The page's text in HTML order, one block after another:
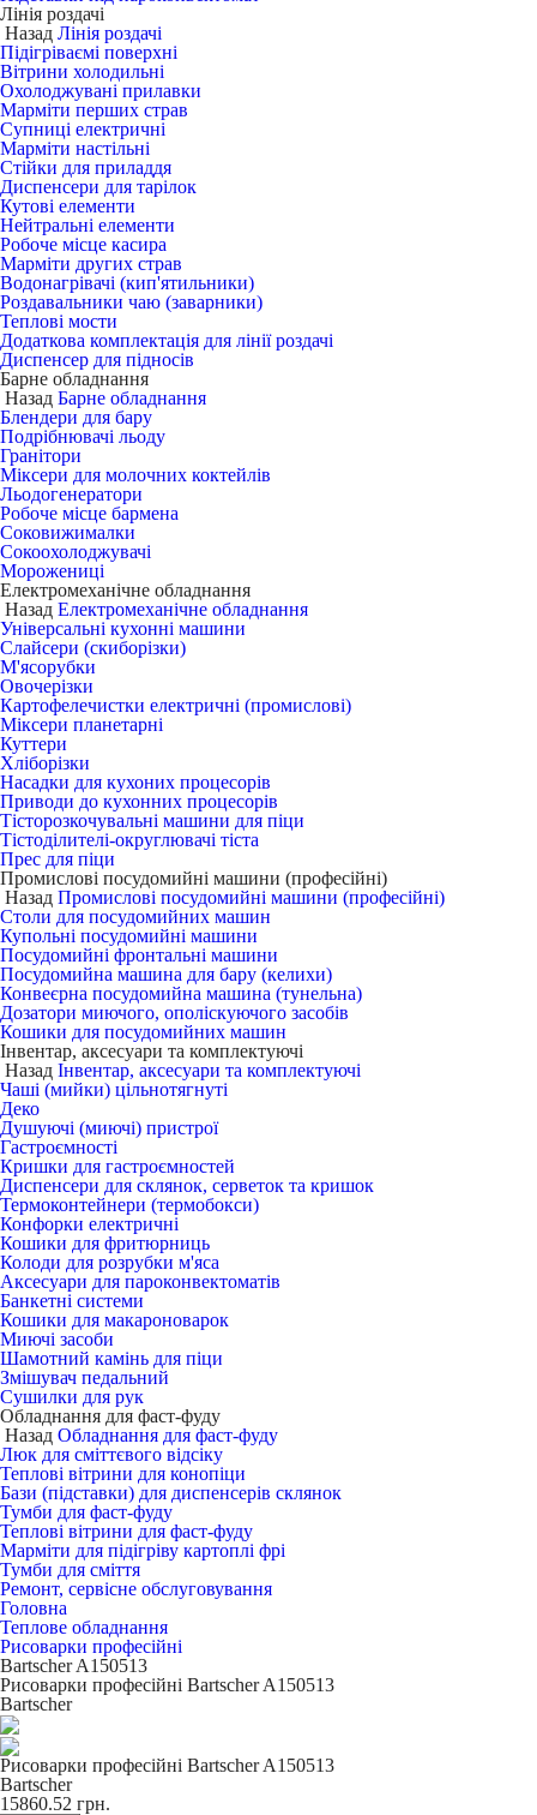
Лінія роздачі
Назад Лінія роздачі
Підігріваємі поверхні
Вітрини холодильні
Охолоджувані прилавки
Марміти перших страв
Супниці електричні
Марміти настільні
Стійки для приладдя
Диспенсери для тарілок
Кутові елементи
Нейтральні елементи
Робоче місце касира
Марміти других страв
Водонагрівачі (кип'ятильники)
Роздавальники чаю (заварники)
Теплові мости
Додаткова комплектація для лінії роздачі
Диспенсер для підносів
Барне обладнання
Назад Барне обладнання
Блендери для бару
Подрібнювачі льоду
Гранітори
Міксери для молочних коктейлів
Льодогенератори
Робоче місце бармена
Соковижималки
Сокоохолоджувачі
Морожениці
Електромеханічне обладнання
Назад Електромеханічне обладнання
Універсальні кухонні машини
Слайсери (скиборізки)
М'ясорубки
Овочерізки
Картофелечистки електричні (промислові)
Міксери планетарні
Куттери
Хліборізки
Насадки для кухоних процесорів
Приводи до кухонних процесорів
Тісторозкочувальні машини для піци
Тістоділителі-округлювачі тіста
Прес для піци
Промислові посудомийні машини (професійні)
Назад Промислові посудомийні машини (професійні)
Столи для посудомийних машин
Купольні посудомийні машини
Посудомийні фронтальні машини
Посудомийна машина для бару (келихи)
Конвеєрна посудомийна машина (тунельна)
Дозатори миючого, ополіскуючого засобів
Кошики для посудомийних машин
Інвентар, аксесуари та комплектуючі
Назад Інвентар, аксесуари та комплектуючі
Чаші (мийки) цільнотягнуті
Деко
Душуючі (миючі) пристрої
Гастроємності
Кришки для гастроємностей
Диспенсери для склянок, серветок та кришок
Термоконтейнери (термобокси)
Конфорки електричні
Кошики для фритюрниць
Колоди для розрубки м'яса
Аксесуари для пароконвектоматів
Банкетні системи
Кошики для макароноварок
Миючі засоби
Шамотний камінь для піци
Змішувач педальний
Сушилки для рук
Обладнання для фаст-фуду
Назад Обладнання для фаст-фуду
Люк для сміттєвого відсіку
Теплові вітрини для конопіци
Бази (підставки) для диспенсерів склянок
Тумби для фаст-фуду
Теплові вітрини для фаст-фуду
Марміти для підігріву картоплі фрі
Тумби для сміття
Ремонт, сервісне обслуговування
Головна
Теплове обладнання
Рисоварки професійні
Bartscher A150513
Рисоварки професійні Bartscher A150513
Bartscher
Рисоварки професійні Bartscher A150513
Bartscher
15860.52 грн.